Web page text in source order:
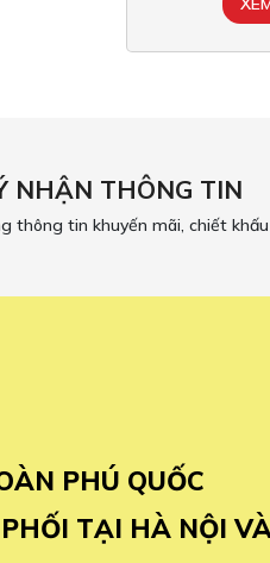
NHẬN THÔNG TIN
thông tin khuyến mãi, chiết
PHÚ QUỐC
TẠI HÀ NỘI